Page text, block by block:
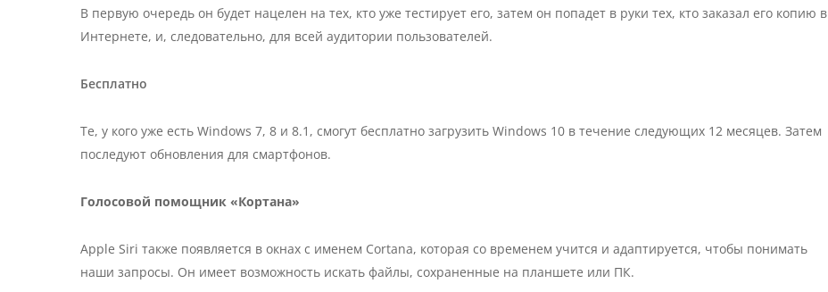
В первую очередь он будет нацелен на тех, кто уже тестирует его, затем он попадет в руки тех, кто заказал его копию в
Интернете, и, следовательно, для всей аудитории пользователей.
Бесплатно
Те, у кого уже есть Windows 7, 8 и 8.1, смогут бесплатно загрузить Windows 10 в течение следующих 12 месяцев. Затем
последуют обновления для смартфонов.
Голосовой помощник «Кортана»
Apple Siri также появляется в окнах с именем Cortana, которая со временем учится и адаптируется, чтобы понимать
наши запросы. Он имеет возможность искать файлы, сохраненные на планшете или ПК.